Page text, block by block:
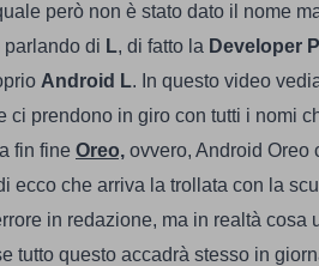
però non è stato dato il nome
di L, di fatto la Developer
Android L. In questo video
ci prendono in giro con tutti i nomi
fin fine Oreo, ovvero, Android Oreo
ecco che arriva la trollata con la
in redazione, ma in realtà cosa
tutto questo accadrà stesso in